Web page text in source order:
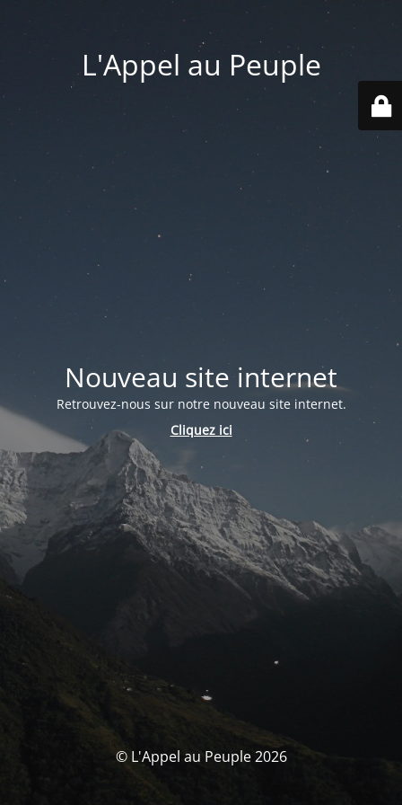
L'Appel au Peuple
Nouveau site internet
Retrouvez-nous sur notre nouveau site internet.
Cliquez ici
© L'Appel au Peuple 2026